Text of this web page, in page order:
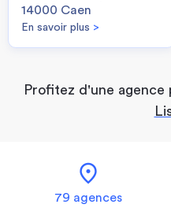
14000 Caen
En savoir plus >
Profitez d'une agence
location_on
79 agences